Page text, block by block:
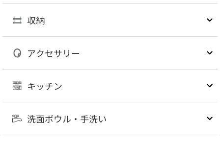
収納
アクセサリー
キッチン
洗面ボウル・手洗い